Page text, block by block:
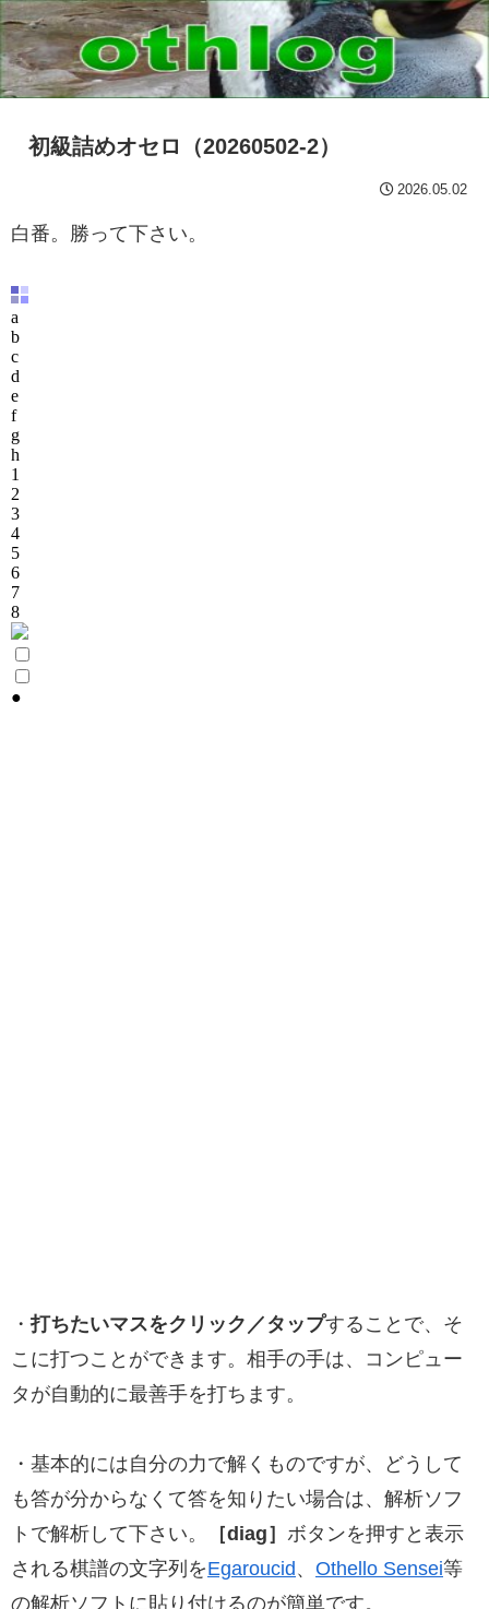
初級詰めオセロ（20260502-2）
2026.05.02
白番。勝って下さい。
・打ちたいマスをクリック／タップすることで、そ
こに打つことができます。相手の手は、コンピュー
タが自動的に最善手を打ちます。
・基本的には自分の力で解くものですが、どうして
も答が分からなくて答を知りたい場合は、解析ソフ
トで解析して下さい。
［diag］ ボタンを押すと表示
される棋譜の文字列をEgaroucid、 Othello Sensei等
の解析ソフトに貼り付けるのが簡単です。